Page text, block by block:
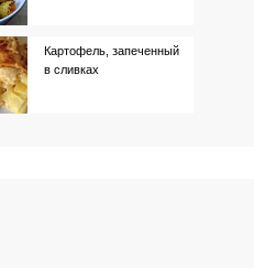
Картофель, запеченный
в сливках